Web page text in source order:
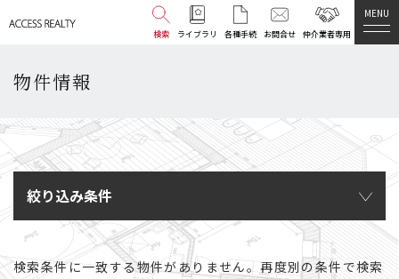
検索 ライブラリ 各種手続 お問合せ 仲介業者専用
MENU
物件情報
絞り込み条件
検索条件に一致する物件がありません。再度別の条件で検索